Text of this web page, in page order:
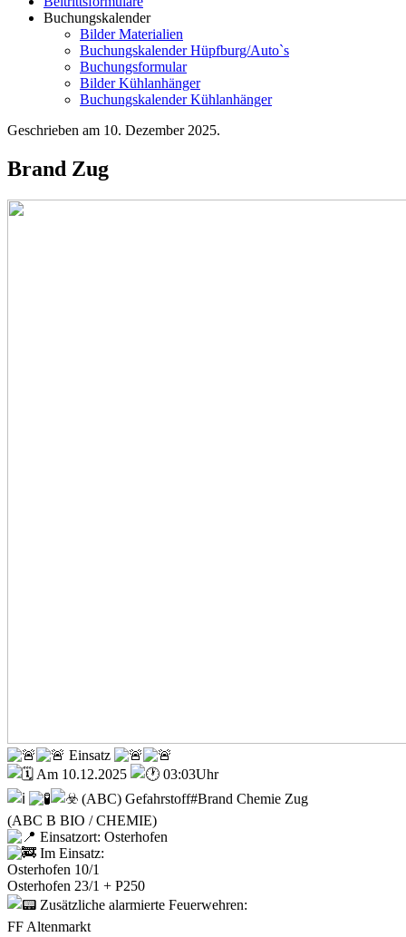
Buchungskalender
Bilder Materialien
Buchungskalender Hüpfburg/Auto`s
Buchungsformular
Bilder Kühlanhänger
Buchungskalender Kühlanhänger
Geschrieben am 10. Dezember 2025.
Brand Zug
Einsatz
Am 10.12.2025
03:03Uhr
(ABC) Gefahrstoff#Brand Chemie Zug
(ABC B BIO / CHEMIE)
Einsatzort: Osterhofen
Im Einsatz:
Osterhofen 10/1
Osterhofen 23/1 + P250
Zusätzliche alarmierte Feuerwehren:
FF Altenmarkt